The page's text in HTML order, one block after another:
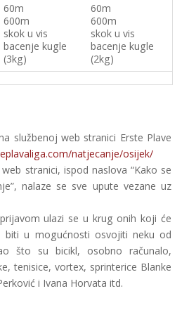
60m
600m
skok u vis
bacenje kugle
(3kg)
60m
600m
skok u vis
bacenje kugle
(2kg)
službenoj web stranici Erste Plave
natjecanje/osijek/
stranici, ispod naslova “Kako se
nalaze se sve upute vezane uz
ulazi se u krug onih koji će
biti u mogućnosti osvojiti neku od
što su bicikl, osobno računalo,
tenisice, vortex, sprinterice Blanke
i Ivana Horvata itd.